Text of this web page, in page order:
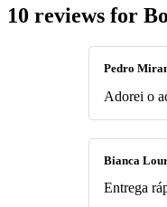
10 reviews for
Pedro
Adorei o
Bianca
Entrega